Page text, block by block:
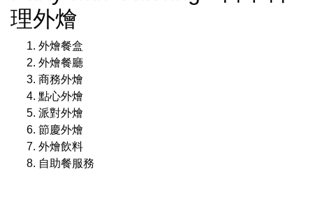
理外燴
外燴餐盒
外燴餐廳
商務外燴
點心外燴
派對外燴
節慶外燴
外燴飲料
自助餐服務